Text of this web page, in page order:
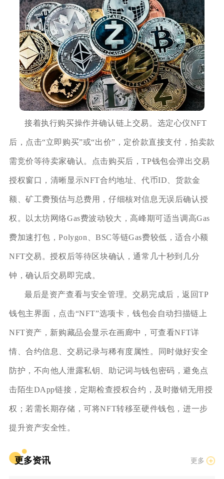
接着执行购买操作并确认链上交易。选定心仪NFT
后，点击“立即购买”或“出价”，定价款直接支付，拍卖款
需竞价等待卖家确认。点击购买后，TP钱包会弹出交易
授权窗口，清晰显示NFT合约地址、代币ID、货款金
额、矿工费预估与总费用，仔细核对信息无误后确认授
权。以太坊网络Gas费波动较大，高峰期可适当调高Gas
费加速打包，Polygon、BSC等链Gas费较低，适合小额
NFT交易。授权后等待区块确认，通常几十秒到几分
钟，确认后交易即完成。
最后是资产查看与安全管理。交易完成后，返回TP
钱包主界面，点击“NFT”选项卡，钱包会自动扫描链上
NFT资产，新购藏品会显示在画廊中，可查看NFT详
情、合约信息、交易记录与稀有度属性。同时做好安全
防护，不向他人泄露私钥、助记词与钱包密码，避免点
击陌生DApp链接，定期检查授权合约，及时撤销无用授
权；若需长期存储，可将NFT转移至硬件钱包，进一步
提升资产安全性。
更多资讯 更多